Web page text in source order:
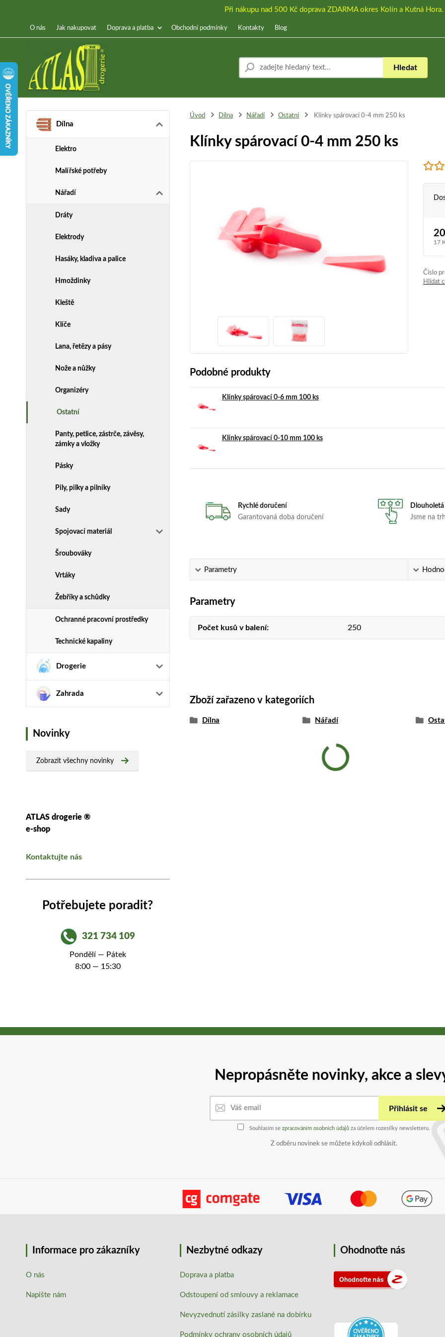
Při nákupu nad 500 Kč doprava ZDARMA okres Kolín a Kutná Hora.
O nás Jak nakupovat Doprava a platba Obchodní podmínky Kontakty Blog
Hledat
Dílna
Elektro
Malířské potřeby
Nářadí
Dráty
Elektrody
Hasáky, kladiva a palice
Hmoždinky
Kleště
Klíče
Lana, řetězy a pásy
Nože a nůžky
Organizéry
Ostatní
Panty, petlice, zástrče, závěsy,
zámky a vložky
Pásky
Pily, pilky a pilníky
Sady
Spojovací materiál
Šroubováky
Vrtáky
Žebříky a schůdky
Ochranné pracovní prostředky
Technické kapaliny
Drogerie
Zahrada
Novinky
Zobrazit všechny novinky
ATLAS drogerie ®
e-shop
Kontaktujte nás
Potřebujete poradit?
321 734 109
Pondělí — Pátek
8:00 — 15:30
Úvod Dílna Nářadí Ostatní Klínky spárovací 0-4 mm 250 ks
Klínky spárovací 0-4 mm 250 ks
17
Číslo
Hlídat
Podobné produkty
Klínky spárovací 0-6 mm 100 ks
Klínky spárovací 0-10 mm 100 ks
Rychlé doručení
Garantovaná doba doručení
Jsme na
Parametry
Parametry
Počet kusů v balení 250
Zboží zařazeno v kategoriích
Dílna Nářadí
Nepropásněte novinky, akce a
Přihlásit se
Souhlasím se zpracováním osobních údajů za účelem rozesílky newsletteru.
Z odběru novinek se můžete kdykoli odhlásit.
Informace pro zákazníky
O nás
Napište nám
Nezbytné odkazy
Doprava a platba
Odstoupení od smlouvy a reklamace
Nevyzvednutí zásilky zaslané na dobírku
Podmínky ochrany osobních údajů
Ohodnoťte nás